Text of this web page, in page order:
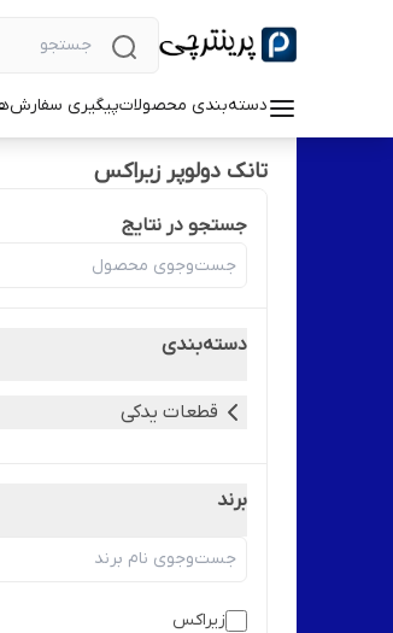
دسته‌بندی محصولاتپیگیری سفارش
تانک دولوپر زیراکس
جستجو در نتایج
دسته‌بندی
قطعات یدکی
برند
زیراکس